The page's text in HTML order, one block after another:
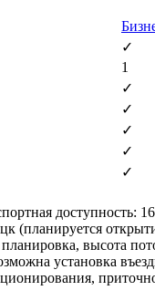
✓
1
✓
✓
✓
✓
✓
высота
установка